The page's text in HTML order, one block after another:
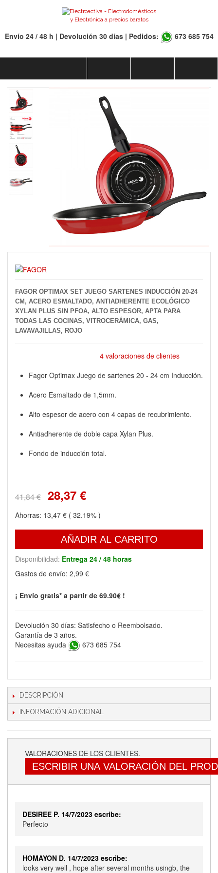
Envío 24 / 48 h | Devolución 30 días | Pedidos: 673 685 754
FAGOR OPTIMAX SET JUEGO SARTENES INDUCCIÓN 20-24
CM, ACERO ESMALTADO, ANTIADHERENTE ECOLÓGICO
XYLAN PLUS SIN PFOA, ALTO ESPESOR, APTA PARA
TODAS LAS COCINAS, VITROCERÁMICA, GAS,
LAVAVAJILLAS, ROJO
4 valoraciones de clientes
Fagor Optimax Juego de sartenes 20 - 24 cm Inducción.
Acero Esmaltado de 1,5mm.
Alto espesor de acero con 4 capas de recubrimiento.
Antiadherente de doble capa Xylan Plus.
Fondo de inducción total.
41,84 € 28,37 €
Ahorras: 13,47 € ( 32.19% )
AÑADIR AL CARRITO
Disponibilidad: Entrega 24 / 48 horas
Gastos de envío: 2,99 €
¡ Envío gratis* a partir de 69.90€ !
Devolución 30 días: Satisfecho o Reembolsado.
Garantía de 3 años.
Necesitas ayuda
673 685 754
DESCRIPCIÓN
INFORMACIÓN ADICIONAL
VALORACIONES DE LOS CLIENTES.
ESCRIBIR UNA VALORACIÓN DEL
DESIREE P. 14/7/2023 escribe:
Perfecto
HOMAYON D. 14/7/2023 escribe:
looks very well , hope after several months usingb, the